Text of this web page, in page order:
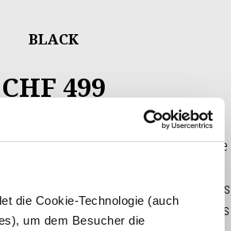
die Cookie-Technologie (auch
um dem Besucher die
BLACK
CHF 499
were developed in conjunction with the
to mount the sidebags. Black fnish,
the bike. These maintain the vehicle’s
of all Moto Guzzi quick release side bags